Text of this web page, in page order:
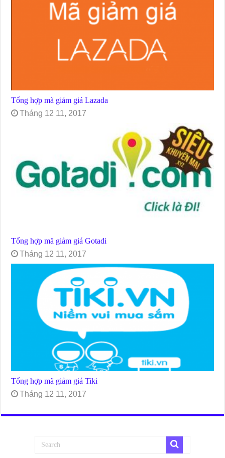
Tổng hợp mã giảm giá Lazada
Tháng 12 11, 2017
Tổng hợp mã giảm giá Gotadi
Tháng 12 11, 2017
Tổng hợp mã giảm giá Tiki
Tháng 12 11, 2017